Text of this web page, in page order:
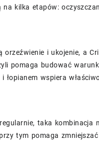
na kilka etapów:
i ukojenie, a
pomaga budować
wspiera
taka kombinacja
tym pomaga